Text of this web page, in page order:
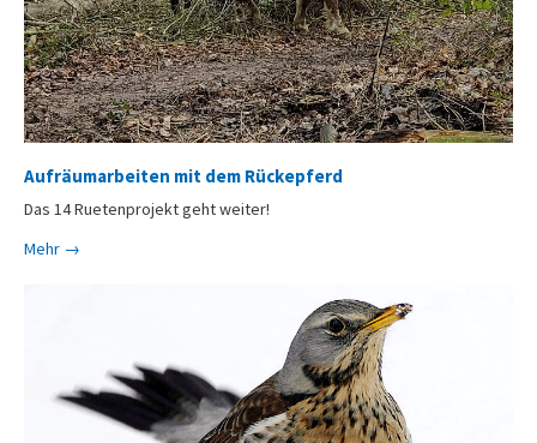
Aufräumarbeiten mit dem Rückepferd
Das 14 Ruetenprojekt geht weiter!
Mehr →